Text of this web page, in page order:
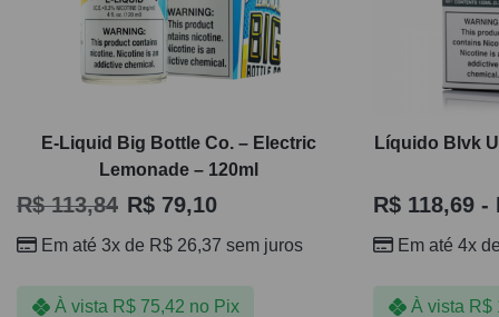
E-Liquid Big Bottle Co. – Electric
Lemonade – 120ml
R$113,84 R$ 79,10
Em até 3x de R$ 26,37 sem juros
À vista R$75,42 no Pix
Líquido Blvk
R$ 118,69 -
Em até 4x
À vista R$